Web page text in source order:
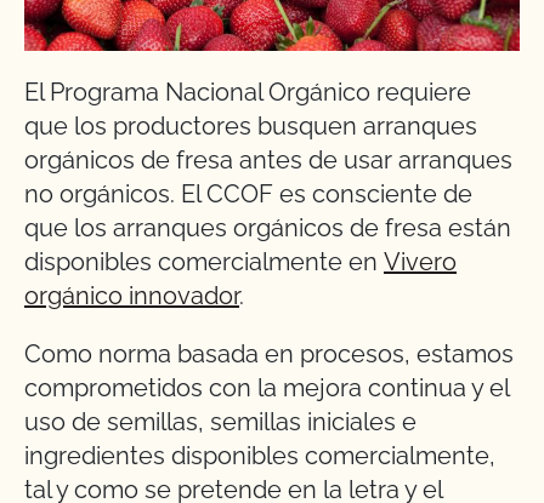
El Programa Nacional Orgánico requiere
que los productores busquen arranques
orgánicos de fresa antes de usar arranques
no orgánicos. El CCOF es consciente de
que los arranques orgánicos de fresa están
disponibles comercialmente en Vivero
orgánico innovador.
Como norma basada en procesos, estamos
comprometidos con la mejora continua y el
uso de semillas, semillas iniciales e
ingredientes disponibles comercialmente,
tal y como se pretende en la letra y el